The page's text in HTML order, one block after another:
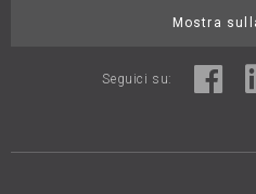
Mostra
Seguici su: